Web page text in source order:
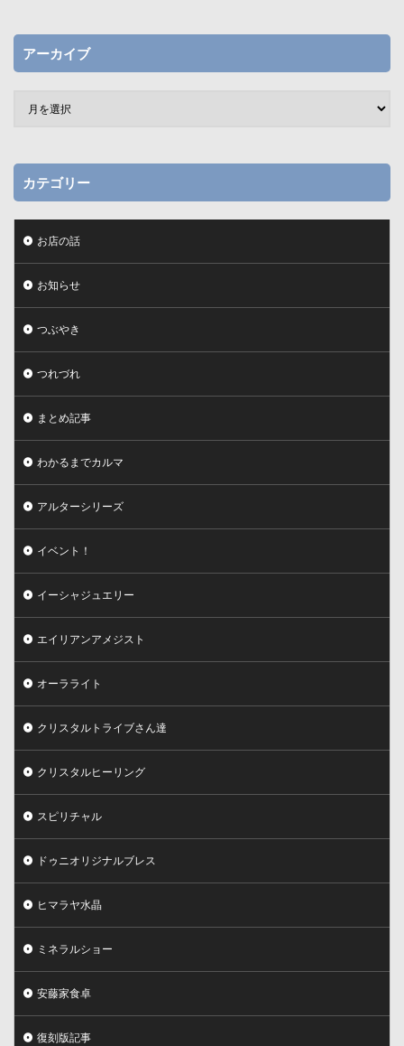
アーカイブ
カテゴリー
お店の話
お知らせ
つぶやき
つれづれ
まとめ記事
わかるまでカルマ
アルターシリーズ
イベント！
イーシャジュエリー
エイリアンアメジスト
オーラライト
クリスタルトライブさん達
クリスタルヒーリング
スピリチャル
ドゥニオリジナルブレス
ヒマラヤ水晶
ミネラルショー
安藤家食卓
復刻版記事